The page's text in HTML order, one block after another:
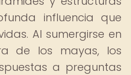
influencia que
Al sumergirse en
de los mayas, los
a preguntas